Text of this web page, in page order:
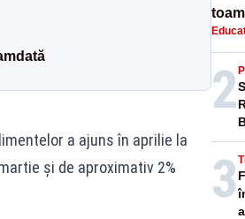
a ajuns în aprilie la
și de aproximativ 2%
2
3